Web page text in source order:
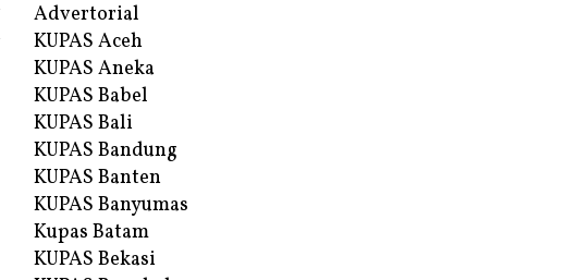
Advertorial
KUPAS Aceh
KUPAS Aneka
KUPAS Babel
KUPAS Bali
KUPAS Bandung
KUPAS Banten
KUPAS Banyumas
Kupas Batam
KUPAS Bekasi